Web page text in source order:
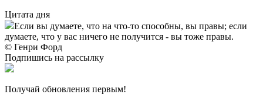
Цитата дня
Если вы думаете, что на что-то способны, вы правы; если
думаете, что у вас ничего не получится - вы тоже правы.
© Генри Форд
Подпишись на рассылку
Получай обновления первым!